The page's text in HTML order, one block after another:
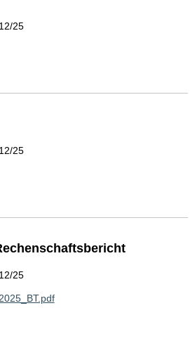
25
25
25